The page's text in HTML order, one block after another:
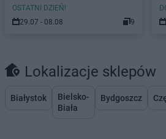
OSTATNI DZIEŃ!
29.07 - 08.08
9
Lokalizacje sklepów
Białystok
Bielsko-
Biała
Bydgoszcz